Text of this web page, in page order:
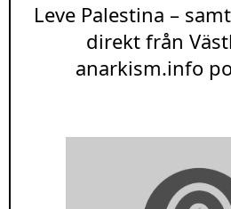
Leve Palestina –
direkt från
anarkism.info